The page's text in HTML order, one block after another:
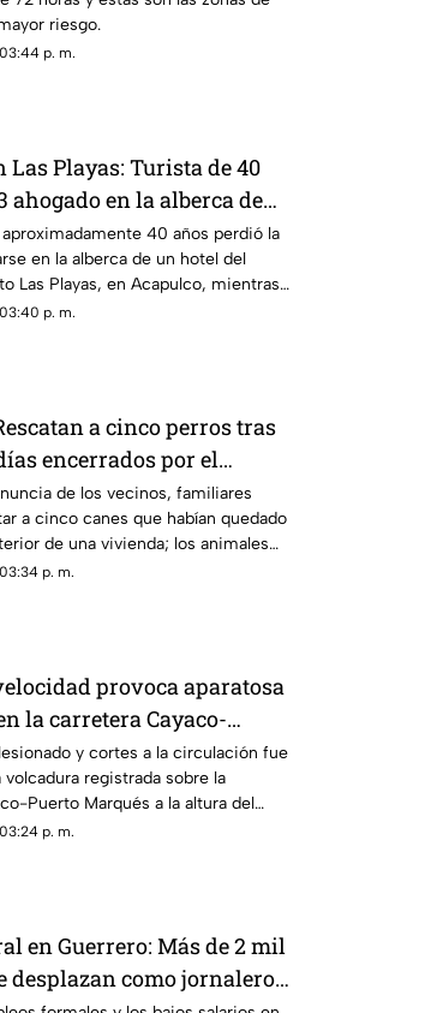
riesgo.
p. m.
Las Playas: Turista de 40
ahogado en la alberca de
Acapulco
40 años perdió la
en la alberca de un hotel del
Las Playas, en Acapulco, mientras
su familia.
p. m.
a cinco perros tras
encerrados por el
de su dueño
de los vecinos, familiares
a cinco canes que habían quedado
de una vivienda; los animales
a la Ciudad de México para recibir
p. m.
provoca aparatosa
la carretera Cayaco-
y cortes a la circulación fue
volcadura registrada sobre la
Puerto Marqués a la altura del
en Acapulco.
p. m.
en Guerrero: Más de 2 mil
desplazan como jornaleros